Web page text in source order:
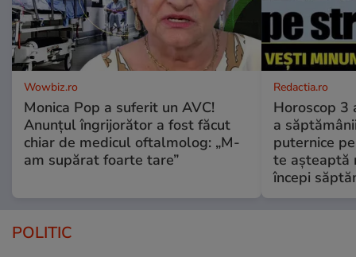
Wowbiz.ro
Monica Pop a suferit un AVC!
Anunțul îngrijorător a fost făcut
chiar de medicul oftalmolog: „M-
am supărat foarte tare”
Redactia.ro
Horoscop 3
a
puternice
te așteaptă
începi
POLITIC